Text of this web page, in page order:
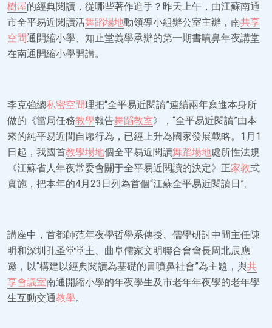
樹屋的經典閱讀，從哪些著作進手？昨天上午，由江蘇南通
市全平易近閱讀活舞蹈場地動領導小組辦公室主辦，南共享
空間通開縮小學、知止堂義學承辦的第一期書噴鼻年夜講堂
在南通開縮小學開講。
李克強總私密空間理把“全平易近閱讀”連續兩年寫進本身所
做的《當局任務教學報告舞蹈教室》，“全平易近閱讀”由本
來的純平易近間自愿行為，已經上升為國家發展戰略。1月1
日起，我國首教學場地個全平易近閱讀舞蹈場地處所性法規
《江蘇省人年夜常委會關于全平易近閱讀的決定》正家教式
實施，把本年的4月23日列為首個“江蘇全平易近閱讀日”。
講座中，首都師范年夜學哲學系傳授、儒學研討中間主任陳
明和深圳孔圣堂堂主、曲阜儒家文明聯合會會長周北辰應
邀，以“構建以經典閱讀為基礎的書噴鼻社會”為主題，與共
享會議室南通開縮小學的年夜學生及市老年年夜學的老年學
生互動交通教學。